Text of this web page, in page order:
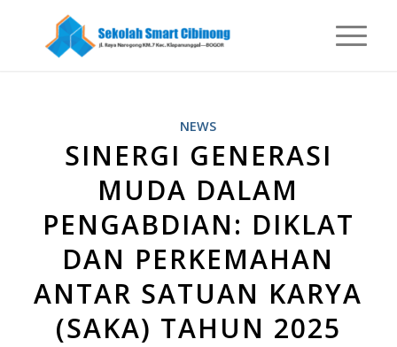
NEWS
SINERGI GENERASI
MUDA DALAM
PENGABDIAN: DIKLAT
DAN PERKEMAHAN
ANTAR SATUAN KARYA
(SAKA) TAHUN 2025